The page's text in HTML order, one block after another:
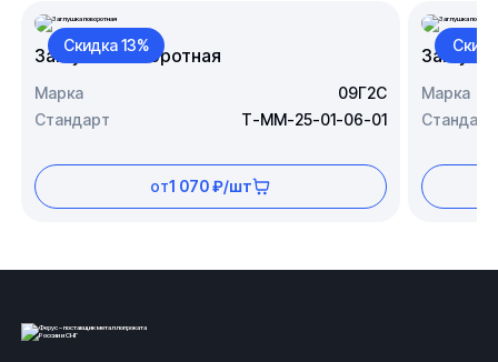
Скидка 13%
Заглушка поворотная
Марка
09Г2С
Стандарт
Т-ММ-25-01-06-01
от1 070 ₽/шт
Марка
Стандарт